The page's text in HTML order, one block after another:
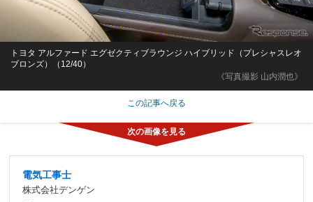
《写真撮影 山内潤也》
トヨタ アルファード エグゼクティブラウンジ ハイブリッド（プレシャスレオ
ブロンズ）（12/40）
この記事へ戻る
電気工事士
株式会社デンゲン